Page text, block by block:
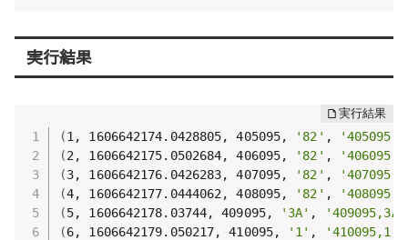
実行結果
(1, 1606642174.0428805, 405095, '82' ,
(2, 1606642175.0502684, 406095, '82' ,
(3, 1606642176.0426283, 407095, '82' ,
(4, 1606642177.0444062, 408095, '82' ,
(5, 1606642178.03744, 409095, '3A' ,
(6, 1606642179.050217, 410095, '1' ,